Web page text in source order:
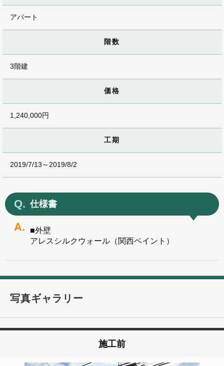
アパート
階数
3階建
価格
1,240,000円
工期
2019/7/13～2019/8/2
仕様書
■外壁
アレスシルクウォール（関西ペイント）
写真ギャラリー
施工前